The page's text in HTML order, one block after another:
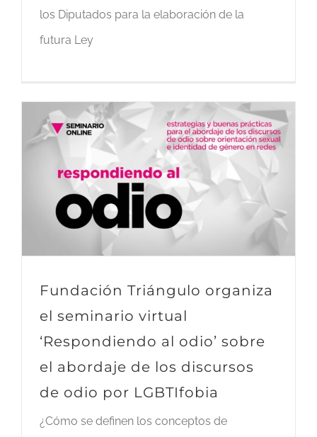
los Diputados para la elaboración de la
futura Ley
Fundación Triángulo organiza
el seminario virtual
‘Respondiendo al odio’ sobre
el abordaje de los discursos
de odio por LGBTIfobia
¿Cómo se definen los conceptos de